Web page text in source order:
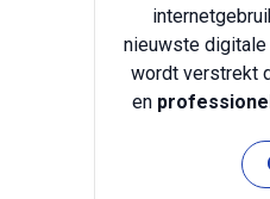
nieuwste digitale
wordt verstrekt
en